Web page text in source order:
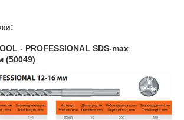
- PROFESSIONAL SDS-max
(50049)